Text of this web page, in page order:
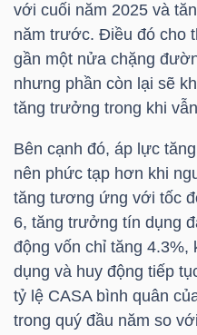
với cuối năm 2025 và
năm trước. Điều đó cho
gần một nửa chặng
nhưng phần còn lại sẽ
tăng trưởng trong khi
Bên cạnh đó, áp lực
nên phức tạp hơn khi
tăng tương ứng với tốc
6, tăng trưởng tín dụng
động vốn chỉ tăng 4.3%,
dụng và huy động tiếp
tỷ lệ CASA bình quân
trong quý đầu năm so
THẾ
DƯƠNG
CHÍNH
CÁ
NHÂN